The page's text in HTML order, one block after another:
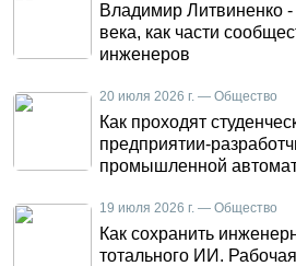
Владимир Литвиненко -
века, как части
инженеров
20 июля 2026 г. — Общество
Как проходят
предприятии-
промышленной
19 июля 2026 г. — Общество
Как сохранить
тотального ИИ.